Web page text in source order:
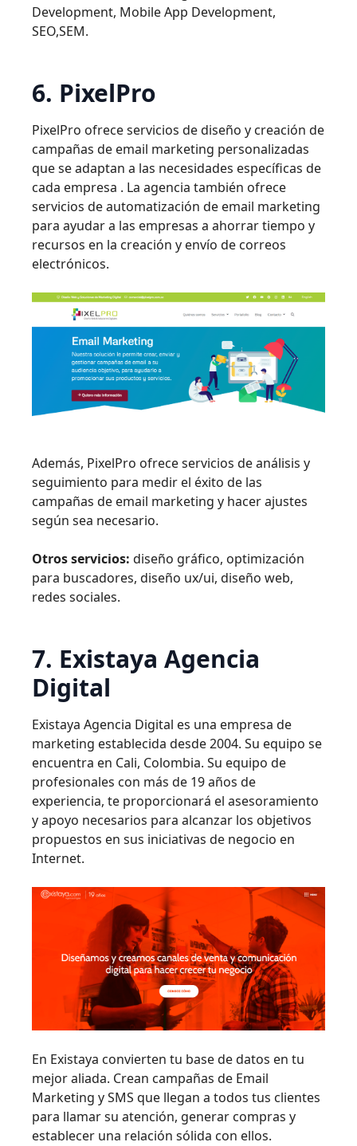
Development, Mobile App Development,
SEO,SEM.
6. PixelPro
PixelPro ofrece servicios de diseño y creación de
campañas de email marketing personalizadas
que se adaptan a las necesidades específicas de
cada empresa . La agencia también ofrece
servicios de automatización de email marketing
para ayudar a las empresas a ahorrar tiempo y
recursos en la creación y envío de correos
electrónicos.
Además, PixelPro ofrece servicios de análisis y
seguimiento para medir el éxito de las
campañas de email marketing y hacer ajustes
según sea necesario.
Otros servicios: diseño gráfico, optimización
para buscadores, diseño ux/ui, diseño web,
redes sociales.
7. Existaya Agencia
Digital
Existaya Agencia Digital es una empresa de
marketing establecida desde 2004. Su equipo se
encuentra en Cali, Colombia. Su equipo de
profesionales con más de 19 años de
experiencia, te proporcionará el asesoramiento
y apoyo necesarios para alcanzar los objetivos
propuestos en sus iniciativas de negocio en
Internet.
En Existaya convierten tu base de datos en tu
mejor aliada. Crean campañas de Email
Marketing y SMS que llegan a todos tus clientes
para llamar su atención, generar compras y
establecer una relación sólida con ellos.